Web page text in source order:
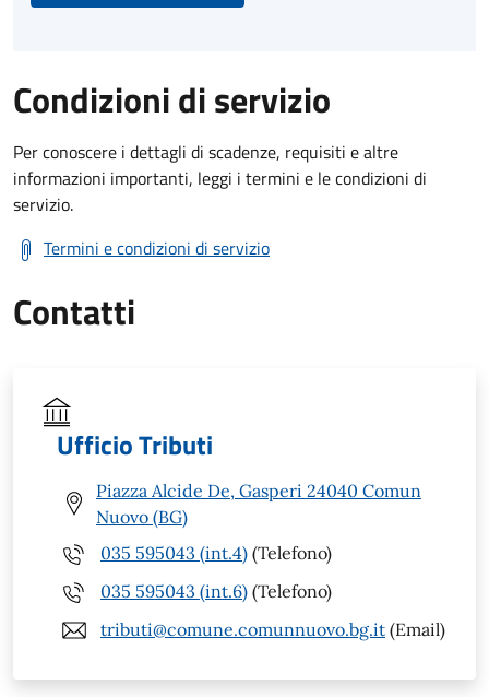
Condizioni di servizio
Per conoscere i dettagli di scadenze, requisiti e altre
informazioni importanti, leggi i termini e le condizioni di
servizio.
Termini e condizioni di servizio
Contatti
Ufficio Tributi
Piazza Alcide De, Gasperi 24040 Comun
Nuovo (BG)
035 595043 (int.4) (Telefono)
035 595043 (int.6) (Telefono)
tributi@comune.comunnuovo.bg.it (Email)